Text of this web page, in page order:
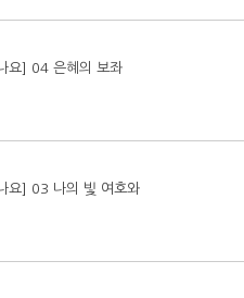
요] 04 은혜의 보좌
요] 03 나의 빛 여호와